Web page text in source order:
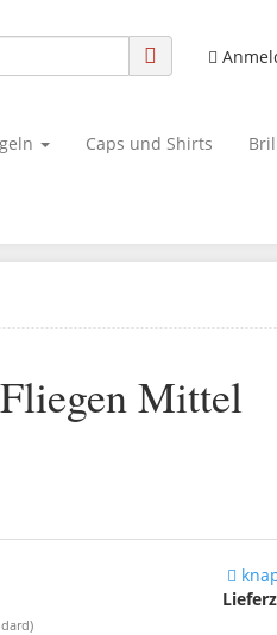
Caps und Shirts
Mittel